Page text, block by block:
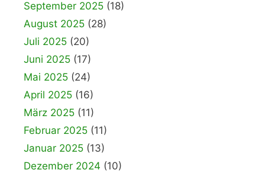
September 2025 (18)
August 2025 (28)
Juli 2025 (20)
Juni 2025 (17)
Mai 2025 (24)
April 2025 (16)
März 2025 (11)
Februar 2025 (11)
Januar 2025 (13)
Dezember 2024 (10)